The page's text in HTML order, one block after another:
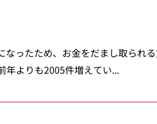
ったため、お金をだまし取られ
年よりも2005件増えてい...